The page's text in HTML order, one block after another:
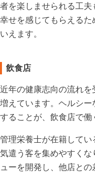
者を楽しませられる工
幸せを感じてもらえる
いえます。
飲食店
近年の健康志向の流れ
増えています。ヘルシ
することが、飲食店で働
管理栄養士が在籍して
気遣う客を集めやすく
ューを開発し、他店と